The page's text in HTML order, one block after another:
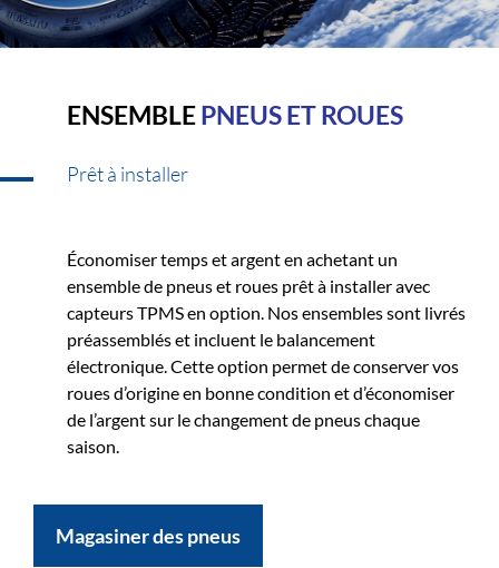
ENSEMBLEPNEUS ET ROUES
Prêt à installer
Économiser temps et argent en achetant un
ensemble de pneus et roues prêt à installer avec
capteurs TPMS en option. Nos ensembles sont livrés
préassemblés et incluent le balancement
électronique. Cette option permet de conserver vos
roues d’origine en bonne condition et d’économiser
de l’argent sur le changement de pneus chaque
saison.
Magasiner des pneus